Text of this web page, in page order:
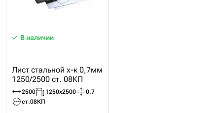
В наличии
Лист стальной х-к 0,7мм
1250/2500 ст. 08КП
2500 1250х2500
0.7
ст.08КП